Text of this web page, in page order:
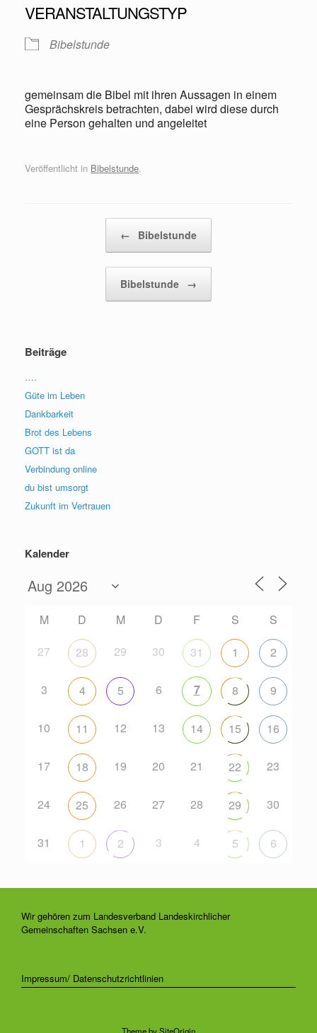
VERANSTALTUNGSTYP
Bibelstunde
gemeinsam die Bibel mit ihren Aussagen in einem
Gesprächskreis betrachten, dabei wird diese durch
eine Person gehalten und angeleitet
Veröffentlicht in Bibelstunde.
← Bibelstunde
Bibelstunde →
Beiträge
….
Güte im Leben
Dankbarkeit
Brot des Lebens
GOTT ist da
Verbindung online
du bist umsorgt
Zukunft im Vertrauen
Kalender
M D M D F S
S
27
28 29 30 31 1 2
3 4 5 6 7 8 9
10 11 12 13 14 15 16
17 18 19 20 21 22 23
24 25 26 27 28 29 30
31 1 2 3 4 5 6
Wir gehören zum Landesverband Landeskirchlicher
Gemeinschaften Sachsen e.V.
Impressum/ Datenschutzrichtlinien